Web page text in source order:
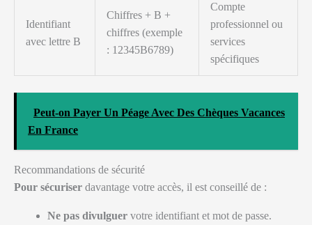
Identifiant
avec lettre B
Chiffres + B +
chiffres (exemple
: 12345B6789)
Compte
professionnel ou
services
spécifiques
Peut-on Payer Un Péage Avec Des Chèques Vacances
En France
Recommandations de sécurité
Pour sécuriser davantage votre accès, il est conseillé de :
Ne pas divulguer votre identifiant et mot de passe.